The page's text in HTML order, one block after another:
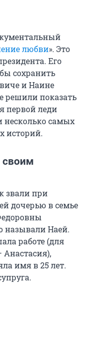
любви». Это
Его
сохранить
и Наине
решили показать
первой леди
несколько самых
историй.
своим
звали при
дочерью в семье
называли Наей.
работе (для
Анастасия),
имя в 25 лет.